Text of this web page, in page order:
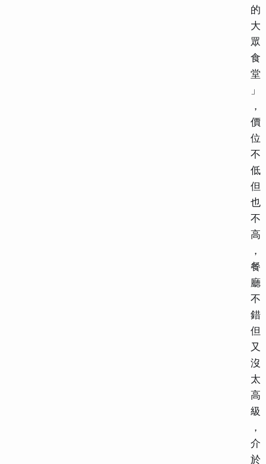
的
大
眾
食
堂
」
，
價
位
不
低
但
也
不
高
，
餐
廳
不
錯
但
又
沒
太
高
級
，
介
於